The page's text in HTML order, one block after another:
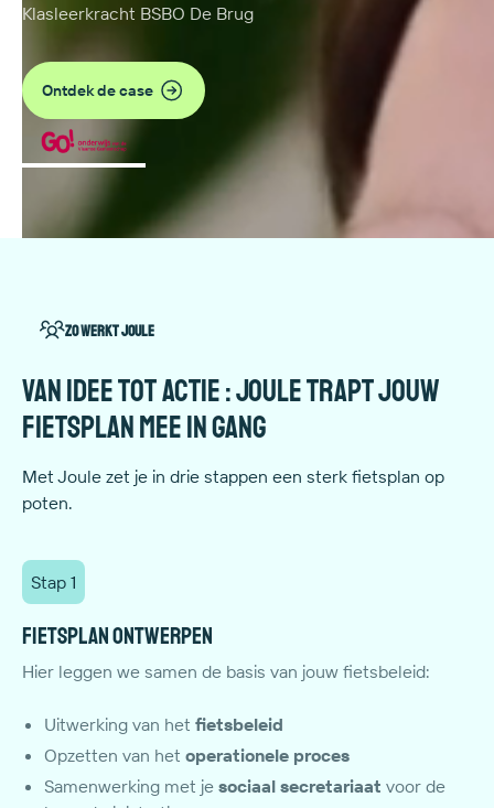
Klasleerkracht BSBO De Brug
Ontdek de case
Zo werkt Joule
Van idee tot actie : Joule trapt jouw
fietsplan mee in gang
Met Joule zet je in drie stappen een sterk fietsplan op
poten.
Stap 1
Fietsplan ontwerpen
Hier leggen we samen de basis van jouw fietsbeleid:
Uitwerking van het fietsbeleid
Opzetten van het operationele proces
Samenwerking met je sociaal secretariaat voor de